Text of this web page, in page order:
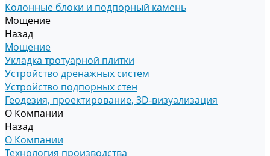
Колонные блоки и подпорный камень
Мощение
Назад
Мощение
Укладка тротуарной плитки
Устройство дренажных систем
Устройство подпорных стен
Геодезия, проектирование, 3D-визуализация
О Компании
Назад
О Компании
Технология производства